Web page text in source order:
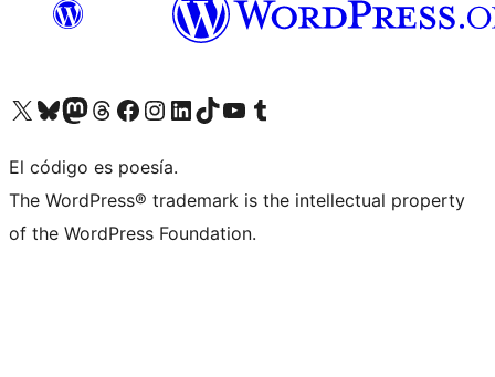
Visitá nuestra cuenta de X (anteriormente Twitter)
Visitá nuestra cuenta de Bluesky
Visitá nuestra cuenta de Mastodon
Visitá nuestra cuenta de Threads
Visitá nuestra página de Facebook
Visitá nuestra cuenta de Instagram
Visitá nuestra cuenta de LinkedIn
Visitá nuestra cuenta de TikTok
Visitá nuestro canal de YouTube
Visitá nuestra cuenta de Tumblr
El código es poesía.
The WordPress® trademark is the intellectual property
of the WordPress Foundation.